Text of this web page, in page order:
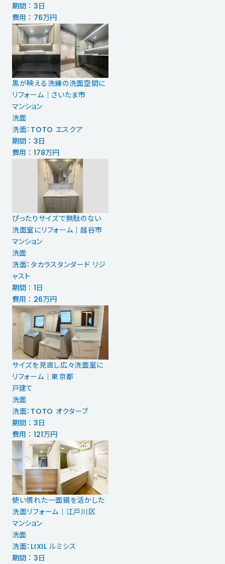
期間 ： 3日
費用 ： 76万円
黒が映える洗練の洗面空間に
リフォーム｜さいたま市
マンション
洗面
洗面：TOTO エスクア
期間 ： 3日
費用 ： 178万円
ぴったりサイズで無駄のない
洗面室にリフォーム｜越谷市
マンション
洗面
洗面：タカラスタンダード リジ
ャスト
期間 ： 1日
費用 ： 26万円
サイズを見直し広々洗面室に
リフォーム｜東京都
戸建て
洗面
洗面：TOTO オクターブ
期間 ： 3日
費用 ： 121万円
使い慣れた一面鏡を活かした
洗面リフォーム｜江戸川区
マンション
洗面
洗面：LIXIL ルミシス
期間 ： 3日